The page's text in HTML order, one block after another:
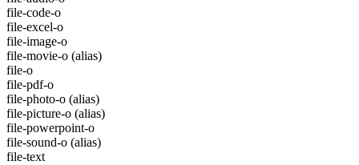
file-code-o
file-excel-o
file-image-o
file-movie-o (alias)
file-o
file-pdf-o
file-photo-o (alias)
file-picture-o (alias)
file-powerpoint-o
file-sound-o (alias)
file-text